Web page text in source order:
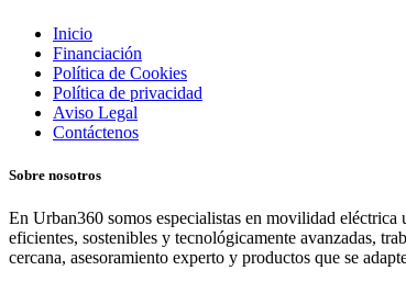
Inicio
Financiación
Política de Cookies
Política de privacidad
Aviso Legal
Contáctenos
Sobre nosotros
En Urban360 somos especialistas en movilidad
eficientes, sostenibles y tecnológicamente avanzadas,
cercana, asesoramiento experto y productos que se